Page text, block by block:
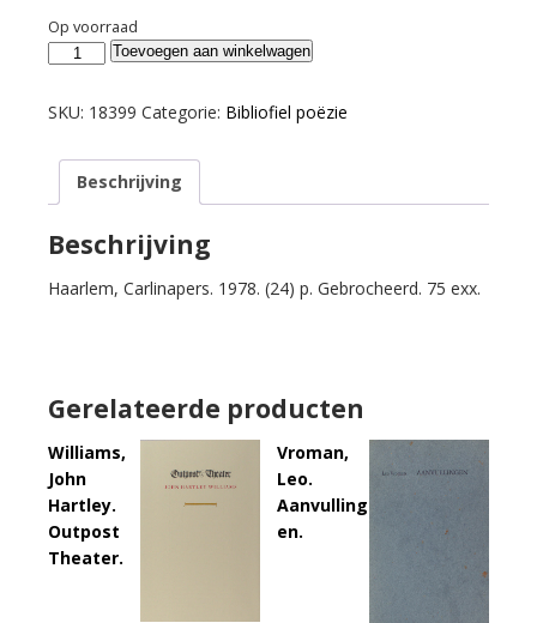
Op voorraad
Elburg,
G.
uit
zevensnaar.
aantal
Toevoegen aan winkelwagen
SKU: 18399 Categorie: Bibliofiel poëzie
Beschrijving
Beschrijving
Haarlem, Carlinapers. 1978. (24) p. Gebrocheerd. 75 exx.
Gerelateerde producten
Williams,
John
Hartley.
Outpost
Theater.
Vroman,
Leo.
Aanvulling
en.